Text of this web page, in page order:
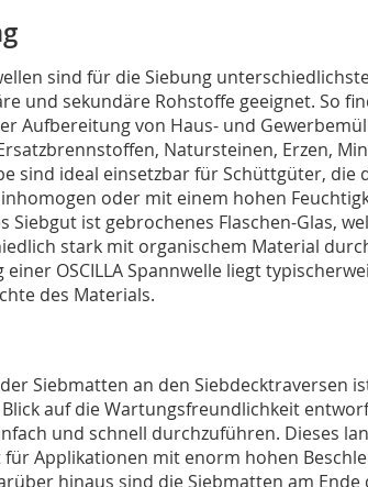
sind für die Siebung
und sekundäre Rohstoffe geeignet. So
Aufbereitung von Haus- und
Natursteinen, Erzen,
sind ideal einsetzbar für Schüttgüter, die
oder mit einem hohen
Siebgut ist gebrochenes Flaschen-Glas,
stark mit organischem Material
OSCILLA Spannwelle liegt
des Materials.
Siebmatten an den Siebdecktraversen
auf die Wartungsfreundlichkeit
und schnell durchzuführen. Dieses
für Applikationen mit enorm hohen
hinaus sind die Siebmatten am